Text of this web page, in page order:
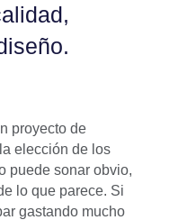
proyecto de
elección de los
puede sonar obvio,
lo que parece. Si
gastando mucho